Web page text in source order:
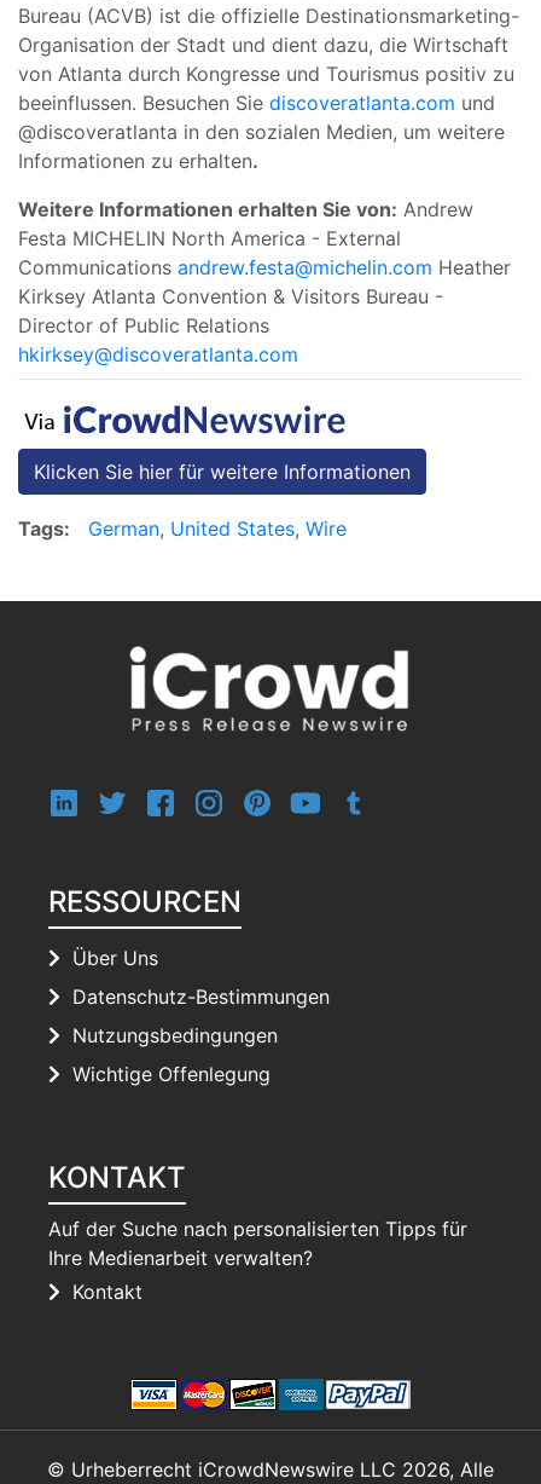
Bureau (ACVB) ist die offizielle Destinationsmarketing-
Organisation der Stadt und dient dazu, die Wirtschaft
von Atlanta durch Kongresse und Tourismus positiv zu
beeinflussen. Besuchen Sie discoveratlanta.com und
@discoveratlanta in den sozialen Medien, um weitere
Informationen zu erhalten.
Weitere Informationen erhalten Sie von: Andrew
Festa MICHELIN North America - External
Communications andrew.festa@michelin.com Heather
Kirksey Atlanta Convention & Visitors Bureau -
Director of Public Relations
hkirksey@discoveratlanta.com
Klicken Sie hier für weitere Informationen
Tags: German, United States, Wire
RESSOURCEN
Über Uns
Datenschutz-Bestimmungen
Nutzungsbedingungen
Wichtige Offenlegung
KONTAKT
Auf der Suche nach personalisierten Tipps für
Ihre Medienarbeit verwalten?
Kontakt
© Urheberrecht iCrowdNewswire LLC 2026, Alle